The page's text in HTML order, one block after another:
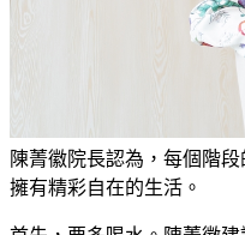
陳菁徽院長認為，每個階
擁有精彩自在的生活。